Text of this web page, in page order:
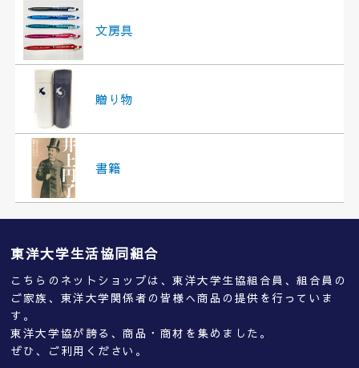
文房具
贈り物
書籍
東洋大学生活協同組合
こちらのネットショップは、東洋大学生協組合員、組合員の
ご家族、東洋大学関係者の皆様へ商品の提供を行っていま
す。
東洋大学協が誇る、商品・商材を集めました。
ぜひ、ご利用ください。